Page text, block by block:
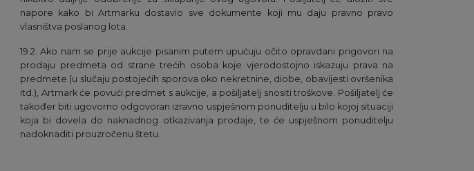
napore kako bi Artmarku dostavio sve dokumente koji mu daju pravno pravo
vlasništva poslanog lota.
19.2. Ako nam se prije aukcije pisanim putem upućuju očito opravdani prigovori na
prodaju predmeta od strane trećih osoba koje vjerodostojno iskazuju prava na
predmete (u slučaju postojećih sporova oko nekretnine, diobe, obavijesti ovršenika
itd.), Artmark će povući predmet s aukcije, a pošiljatelj snositi troškove. Pošiljatelj će
također biti ugovorno odgovoran izravno uspješnom ponuditelju u bilo kojoj situaciji
koja bi dovela do naknadnog otkazivanja prodaje, te će uspješnom ponuditelju
nadoknaditi prouzročenu štetu.